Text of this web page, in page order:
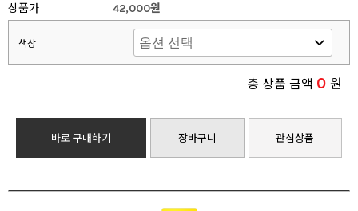
상품가
42,000원
색상
총 상품 금액 0 원
바로 구매하기 장바구니 관심상품